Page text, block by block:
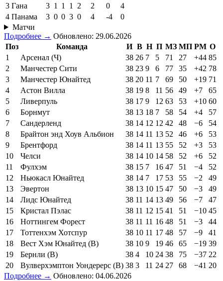
3 Гана 3 1 1 1 2 2 0
4
4 Панама 3 0 0 3 0 4 -4
0
Матчи
Подробнее → Обновлено: 29.06.2026
Поз
Команда И В Н П МЗ МП РМ О
1
Арсенал (Ч) 38 26 7 5 71 27 +44 85
2
Манчестер Сити 38 23 9 6 77 35 +42 78
3
Манчестер Юнайтед 38 20 11 7 69 50 +19 71
4
Астон Вилла 38 19 8 11 56 49 +7
65
5
Ливерпуль 38 17 9 12 63 53 +10 60
6
Борнмут 38 13 18 7 58 54 +4
57
7
Сандерленд 38 14 12 12 42 48 −6
54
8
Брайтон энд Хоув Альбион 38 14 11 13 52 46 +6
53
9
Брентфорд 38 14 11 13 55 52 +3
53
10
Челси 38 14 10 14 58 52 +6
52
11
Фулхэм 38 15 7 16 47 51 −4
52
12
Ньюкасл Юнайтед 38 14 7 17 53 55 −2
49
13
Эвертон 38 13 10 15 47 50 −3
49
14
Лидс Юнайтед 38 11 14 13 49 56 −7
47
15
Кристал Пэлас 38 11 12 15 41 51 −10 45
16
Ноттингем Форест 38 11 11 16 48 51 −3
44
17
Тоттенхэм Хотспур 38 10 11 17 48 57 −9
41
18
Вест Хэм Юнайтед (В) 38 10 9 19 46 65 −19 39
19
Бернли (В) 38 4 10 24 38 75 −37 22
20
Вулверхэмптон Уондерерс (В) 38 3 11 24 27 68 −41 20
Подробнее → Обновлено: 04.06.2026